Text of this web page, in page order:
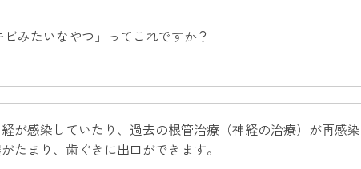
みたいなやつ」ってこれですか？
が感染していたり、過去の根管治療（神経の治療）が再感
たまり、歯ぐきに出口ができます。